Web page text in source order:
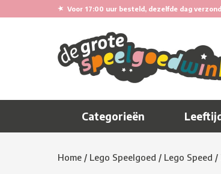
★ Voor 17:00 uur besteld, dezelfde dag
Categorieën
Home / Lego Speelgoed / Lego Speed /